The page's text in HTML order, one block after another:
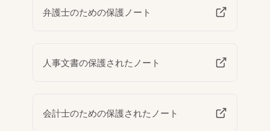
弁護士のための保護ノート
人事文書の保護されたノート
会計士のための保護されたノート